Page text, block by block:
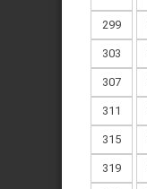
299
303
307
311
315
319